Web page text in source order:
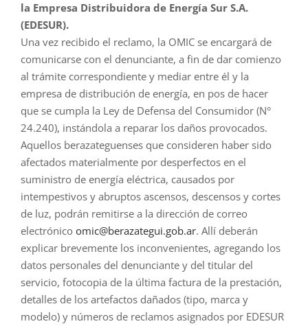
la Empresa Distribuidora de Energía Sur S.A.
(EDESUR).
Una vez recibido el reclamo, la OMIC se encargará de
comunicarse con el denunciante, a fin de dar comienzo
al trámite correspondiente y mediar entre él y la
empresa de distribución de energía, en pos de hacer
que se cumpla la Ley de Defensa del Consumidor (N°
24.240), instándola a reparar los daños provocados.
Aquellos berazateguenses que consideren haber sido
afectados materialmente por desperfectos en el
suministro de energía eléctrica, causados por
intempestivos y abruptos ascensos, descensos y cortes
de luz, podrán remitirse a la dirección de correo
electrónico omic@berazategui.gob.ar. Allí deberán
explicar brevemente los inconvenientes, agregando los
datos personales del denunciante y del titular del
servicio, fotocopia de la última factura de la prestación,
detalles de los artefactos dañados (tipo, marca y
modelo) y números de reclamos asignados por EDESUR